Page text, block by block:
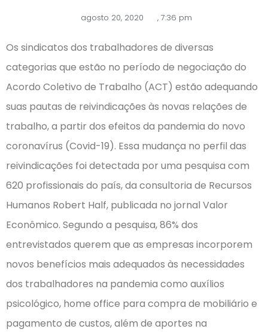
agosto 20, 2020 , 7:36 pm
Os sindicatos dos trabalhadores de diversas
categorias que estão no período de negociação do
Acordo Coletivo de Trabalho (ACT) estão adequando
suas pautas de reivindicações às novas relações de
trabalho, a partir dos efeitos da pandemia do novo
coronavírus (Covid-19). Essa mudança no perfil das
reivindicações foi detectada por uma pesquisa com
620 profissionais do país, da consultoria de Recursos
Humanos Robert Half, publicada no jornal Valor
Econômico. Segundo a pesquisa, 86% dos
entrevistados querem que as empresas incorporem
novos benefícios mais adequados às necessidades
dos trabalhadores na pandemia como auxílios
psicológico, home office para compra de mobiliário e
pagamento de custos, além de aportes na